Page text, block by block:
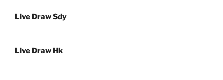
Live Draw Sdy
Live Draw Hk